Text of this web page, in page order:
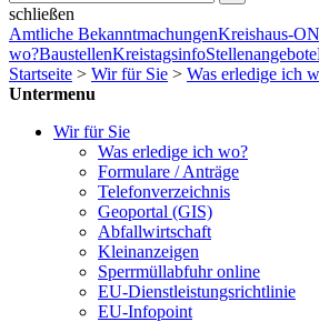
schließen
Amtliche BekanntmachungenKreishaus-
wo?BaustellenKreistagsinfoStellenangebote
Startseite > Wir für Sie > Was erledige ich
Untermenu
Wir für Sie
Was erledige ich wo?
Formulare / Anträge
Telefonverzeichnis
Geoportal (GIS)
Abfallwirtschaft
Kleinanzeigen
Sperrmüllabfuhr online
EU-Dienstleistungsrichtlinie
EU-Infopoint